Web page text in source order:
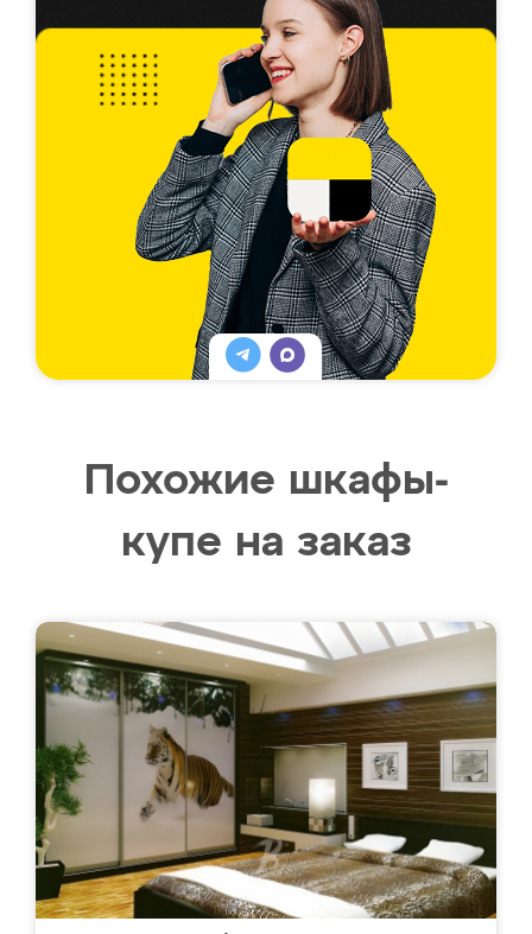
Похожие шкафы-
купе на заказ